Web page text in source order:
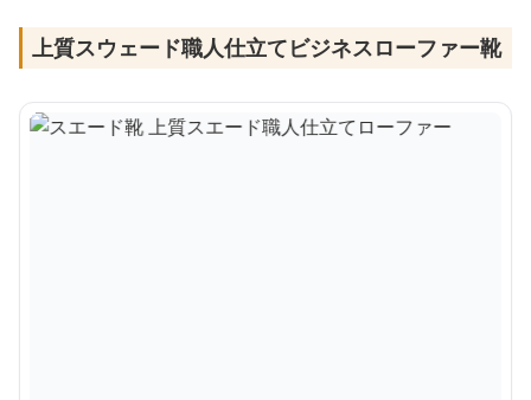
上質スウェード職人仕立てビジネスローファー靴